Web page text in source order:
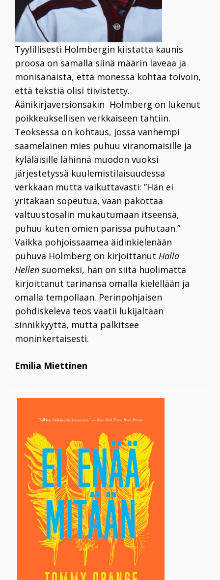
Tyylillisesti Holmbergin kiistatta kaunis
proosa on samalla siinä määrin laveaa ja
monisanaista, että monessa kohtaa toivoin,
että tekstiä olisi tiivistetty.
Äänikirjaversionsakin Holmberg on lukenut
poikkeuksellisen verkkaiseen tahtiin.
Teoksessa on kohtaus, jossa vanhempi
saamelainen mies puhuu viranomaisille ja
kyläläisille lähinnä muodon vuoksi
järjestetyssä kuulemistilaisuudessa
verkkaan mutta vaikuttavasti: ”Hän ei
yritäkään sopeutua, vaan pakottaa
valtuustosalin mukautumaan itseensä,
puhuu kuten omien parissa puhutaan.”
Vaikka pohjoissaamea äidinkielenään
puhuva Holmberg on kirjoittanut Halla
Hellen suomeksi, hän on siitä huolimatta
kirjoittanut tarinansa omalla kielellään ja
omalla tempollaan. Perinpohjaisen
pohdiskeleva teos vaatii lukijaltaan
sinnikkyyttä, mutta palkitsee
moninkertaisesti.
Emilia Miettinen